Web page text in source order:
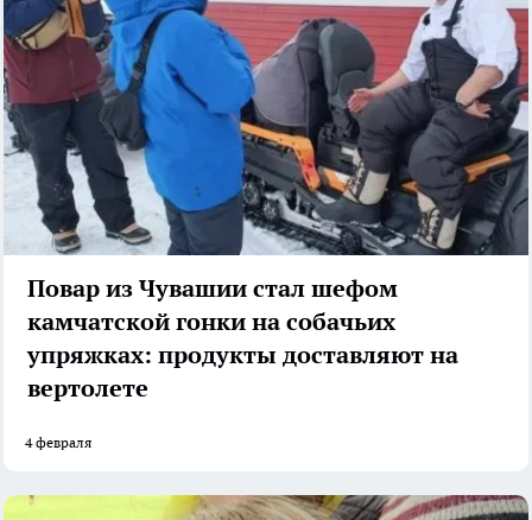
Повар из Чувашии стал шефом
камчатской гонки на собачьих
упряжках: продукты доставляют на
вертолете
4 февраля